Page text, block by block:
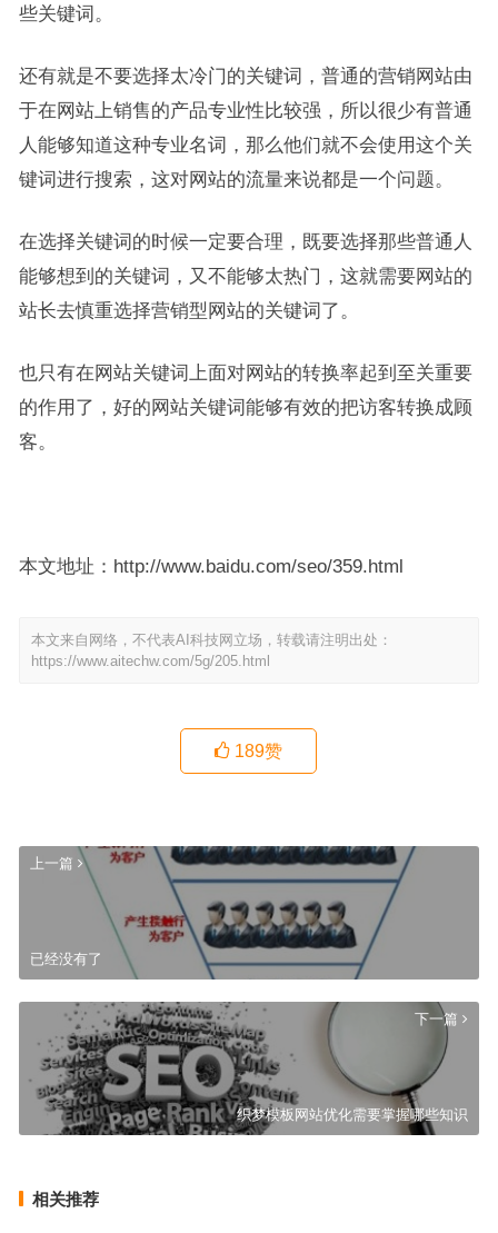
些关键词。
还有就是不要选择太冷门的关键词，普通的营销网站由
于在网站上销售的产品专业性比较强，所以很少有普通
人能够知道这种专业名词，那么他们就不会使用这个关
键词进行搜索，这对网站的流量来说都是一个问题。
在选择关键词的时候一定要合理，既要选择那些普通人
能够想到的关键词，又不能够太热门，这就需要网站的
站长去慎重选择营销型网站的关键词了。
也只有在网站关键词上面对网站的转换率起到至关重要
的作用了，好的网站关键词能够有效的把访客转换成顾
客。
本文地址：http://www.baidu.com/seo/359.html
本文来自网络，不代表AI科技网立场，转载请注明出处：
https://www.aitechw.com/5g/205.html
189赞
上一篇
已经没有了
下一篇
织梦模板网站优化需要掌握哪些知识
相关推荐